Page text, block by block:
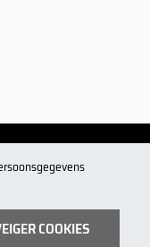
COOKIES
Boogaard 2026
voorwaarden